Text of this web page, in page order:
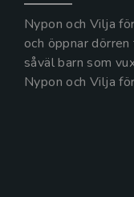
Nypon och Vilja
och öppnar
såväl barn som
Nypon och Vilja